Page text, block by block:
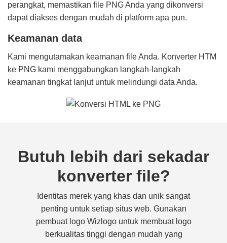
perangkat, memastikan file PNG Anda yang dikonversi
dapat diakses dengan mudah di platform apa pun.
Keamanan data
Kami mengutamakan keamanan file Anda. Konverter HTM
ke PNG kami menggabungkan langkah-langkah
keamanan tingkat lanjut untuk melindungi data Anda.
Butuh lebih dari sekadar
konverter file?
Identitas merek yang khas dan unik sangat
penting untuk setiap situs web. Gunakan
pembuat logo Wizlogo untuk membuat logo
berkualitas tinggi dengan mudah yang